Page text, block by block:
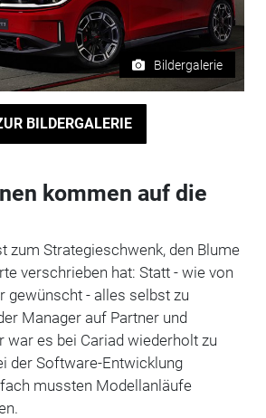
Bildergalerie
BILDERGALERIE
kommen auf die
zum Strategieschwenk, den Blume
verschrieben hat: Statt - wie von
gewünscht - alles selbst zu
Manager auf Partner und
war es bei Cariad wiederholt zu
der Software-Entwicklung
mussten Modellanläufe